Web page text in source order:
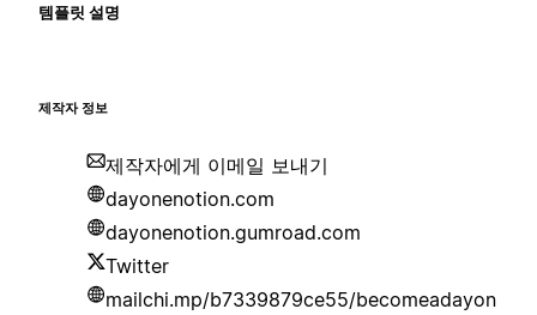
템플릿 설명
제작자 정보
제작자에게 이메일 보내기
dayonenotion.com
dayonenotion.gumroad.com
Twitter
mailchi.mp/b7339879ce55/becomeadayon